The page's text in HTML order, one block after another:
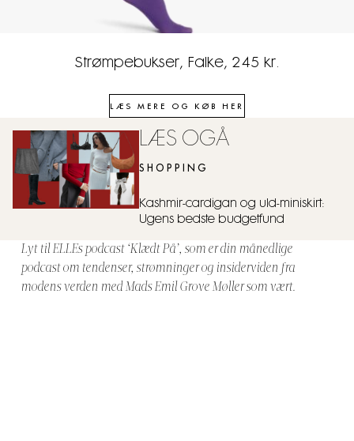
Strømpebukser, Falke, 245 kr.
LÆS MERE OG KØB HER
LÆS OGÅ
SHOPPING
Kashmir-cardigan og uld-miniskirt:
Ugens bedste budgetfund
Lyt til ELLEs podcast ‘Klædt På’, som er din månedlige
podcast om tendenser, strømninger og insiderviden fra
modens verden med Mads Emil Grove Møller som vært.